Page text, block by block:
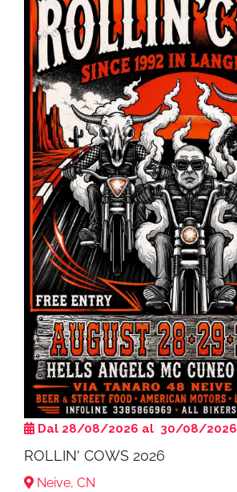
Dal 28/08/2026 al 30/08/2026
ROLLIN' COWS 2026
Neive, CN